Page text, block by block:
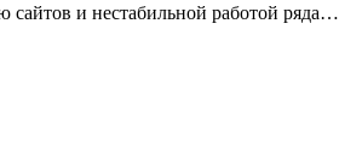
сайтов и нестабильной работой ряда…